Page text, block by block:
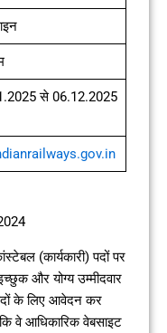
से 06.12.2025
(कार्यकारी) पदों पर
और योग्य उम्मीदवार
के लिए आवेदन कर
वे आधिकारिक वेबसाइट